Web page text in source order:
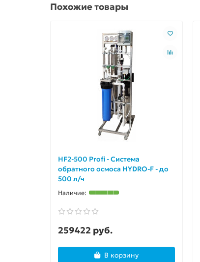
Похожие товары
HF2-500 Profi - Система
обратного осмоса HYDRO-F - до
500 л/ч
259422 руб.
В корзину